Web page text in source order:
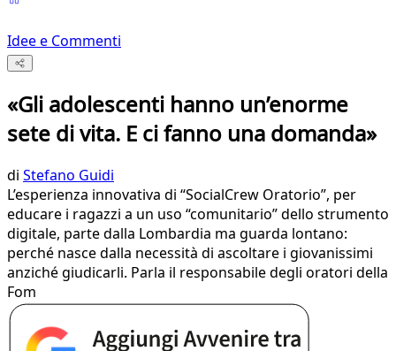
Idee e Commenti
«Gli adolescenti hanno un’enorme
sete di vita. E ci fanno una domanda»
di Stefano Guidi
L’esperienza innovativa di “SocialCrew Oratorio”, per
educare i ragazzi a un uso “comunitario” dello strumento
digitale, parte dalla Lombardia ma guarda lontano:
perché nasce dalla necessità di ascoltare i giovanissimi
anziché giudicarli. Parla il responsabile degli oratori della
Fom